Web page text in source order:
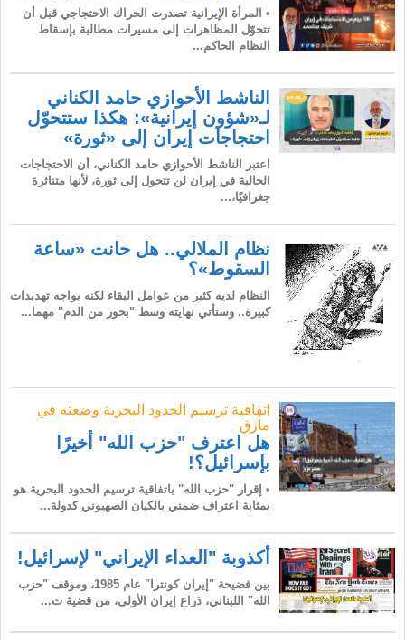
• المرأة الإيرانية تصدرت الحراك الاحتجاجي قبل أن
تتحوّل المظاهرات إلى مسيرات مطالبة بإسقاط
النظام الحاكم...
الناشط الأحوازي حامد الكناني
لـ«شؤون إيرانية»: هكذا ستتحوّل
احتجاجات إيران إلى «ثورة»
اعتبر الناشط الأحوازي حامد الكناني، أن الاحتجاجات
الحالية في إيران لن تتحول إلى ثورة، لأنها متناثرة
جغرافيًا،...
نظام الملالي.. هل حانت «ساعة
السقوط»؟
النظام لديه كثير من عوامل البقاء لكنه يواجه تهديدات
كبيرة.. وستأتي نهايته وسط "بحور من الدم" مهما...
اتفاقية ترسيم الحدود البحرية وضعته في
مأزق
هل اعترف "حزب الله" أخيرًا
بإسرائيل؟!
• إقرار "حزب الله" باتفاقية ترسيم الحدود البحرية هو
بمثابة اعتراف ضمني بالكيان الصهيوني كدولة...
أكذوبة "العداء الإيراني" لإسرائيل!
بين فضيحة "إيران كونترا" عام 1985، وموقف "حزب
الله" اللبناني، ذراع إيران الأولى، من قضية ت...